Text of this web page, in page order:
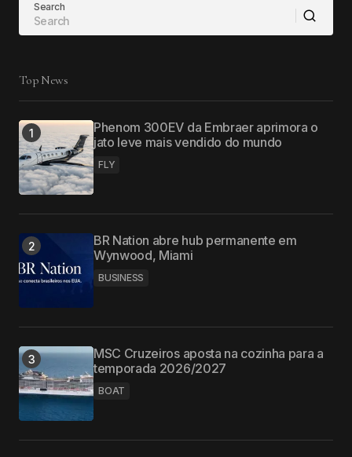
Search
Top News
Phenom 300EV da Embraer aprimora o
jato leve mais vendido do mundo
FLY
BR Nation abre hub permanente em
Wynwood, Miami
BUSINESS
MSC Cruzeiros aposta na cozinha para a
temporada 2026/2027
BOAT